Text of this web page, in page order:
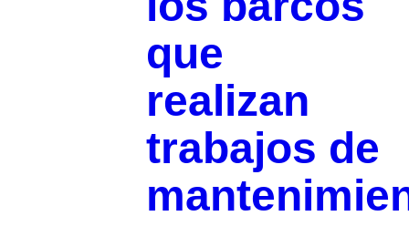
que
realizan
trabajos de